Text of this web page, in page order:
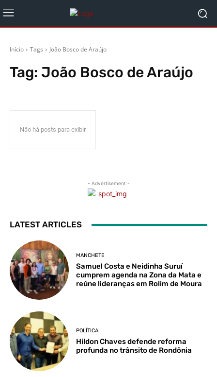
Início Tags João Bosco de Araújo
Tag: João Bosco de Araújo
Não há posts para exibir
- Advertisement -
LATEST ARTICLES
MANCHETE
Samuel Costa e Neidinha Suruí
cumprem agenda na Zona da Mata e
reúne lideranças em Rolim de Moura
POLÍTICA
Hildon Chaves defende reforma
profunda no trânsito de Rondônia